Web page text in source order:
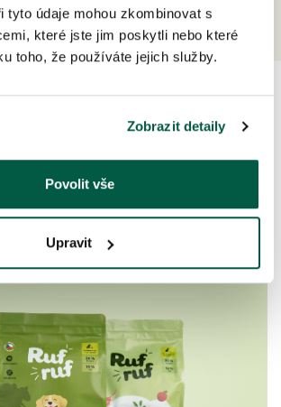
tyto údaje mohou zkombinovat s
které jste jim poskytli nebo které
toho, že používáte jejich služby.
Zobrazit detaily
Povolit vše
Upravit
jídlo pro psí
a pohodu
se k nám pro krmivo pravidelně vrací